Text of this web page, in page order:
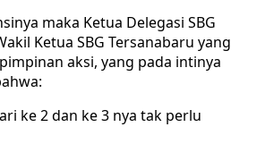
maka Ketua Delegasi SBG
Ketua SBG Tersanabaru yang
aksi, yang pada intinya
ke 2 dan ke 3 nya tak perlu